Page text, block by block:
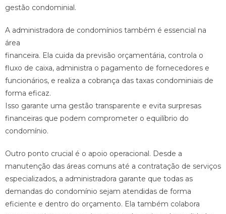
gestão condominial.
A administradora de condomínios também é essencial na
área
financeira. Ela cuida da previsão orçamentária, controla o
fluxo de caixa, administra o pagamento de fornecedores e
funcionários, e realiza a cobrança das taxas condominiais de
forma eficaz.
Isso garante uma gestão transparente e evita surpresas
financeiras que podem comprometer o equilíbrio do
condomínio.
Outro ponto crucial é o apoio operacional. Desde a
manutenção das áreas comuns até a contratação de serviços
especializados, a administradora garante que todas as
demandas do condomínio sejam atendidas de forma
eficiente e dentro do orçamento. Ela também colabora